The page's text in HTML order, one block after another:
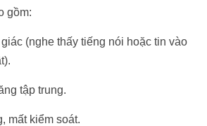
gồm:
(nghe thấy tiếng nói hoặc tin vào
tập trung.
mất kiểm soát.